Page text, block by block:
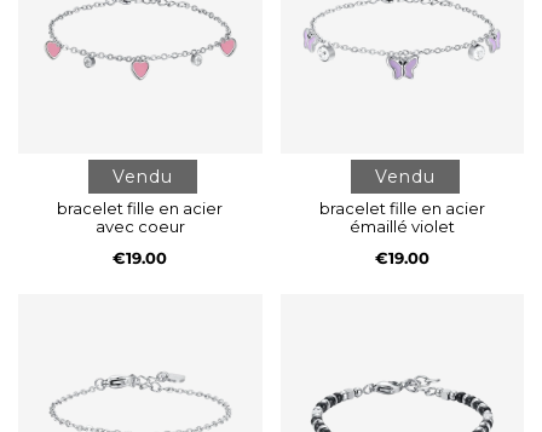
Vendu
bracelet fille en acier
avec coeur
€19.00
Vendu
bracelet fille en acier
émaillé violet
€19.00